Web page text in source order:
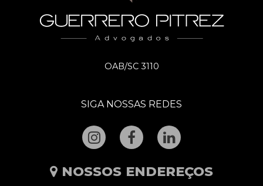
OAB/SC 3110
SIGA NOSSAS REDES
NOSSOS ENDEREÇOS